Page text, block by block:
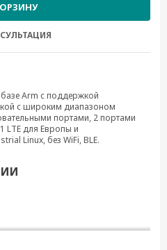
Arm с поддержкой
с широким диапазоном
портами, 2 портами
LTE для Европы и
Linux, без WiFi, BLE.